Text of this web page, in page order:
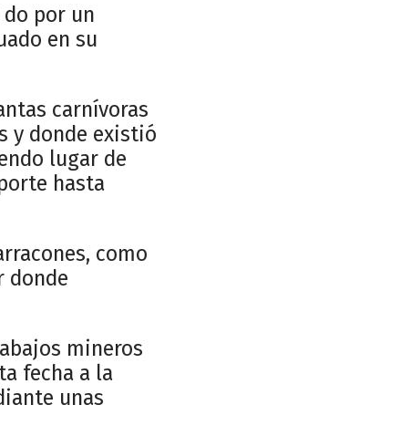
por un
en su
carnívoras
y donde existió
lugar de
hasta
como
donde
mineros
fecha a la
unas